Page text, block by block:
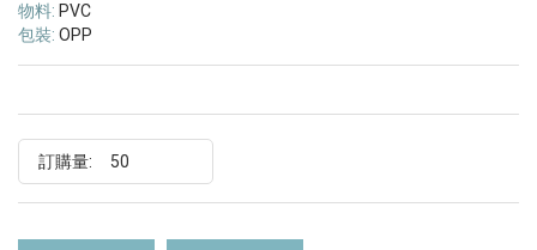
物料: PVC
包裝: OPP
訂購量: